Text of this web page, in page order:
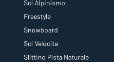
Sci Alpinismo
Freestyle
Snowboard
Sci Velocita
Slittino Pista Naturale